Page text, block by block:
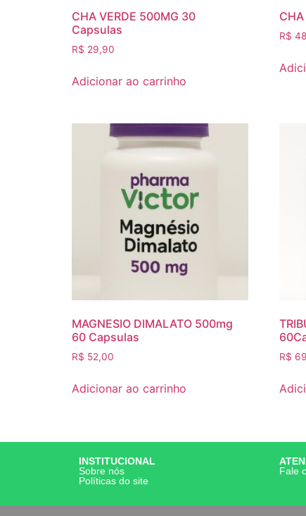
CHA VERDE 500MG 30
Capsulas
R$ 29,90
Adicionar ao carrinho
R$
MAGNESIO DIMALATO 500mg
60 Capsulas
R$ 52,00
Adicionar ao carrinho
R$
INSTITUCIONAL
Sobre nós
Políticas do site
Fale